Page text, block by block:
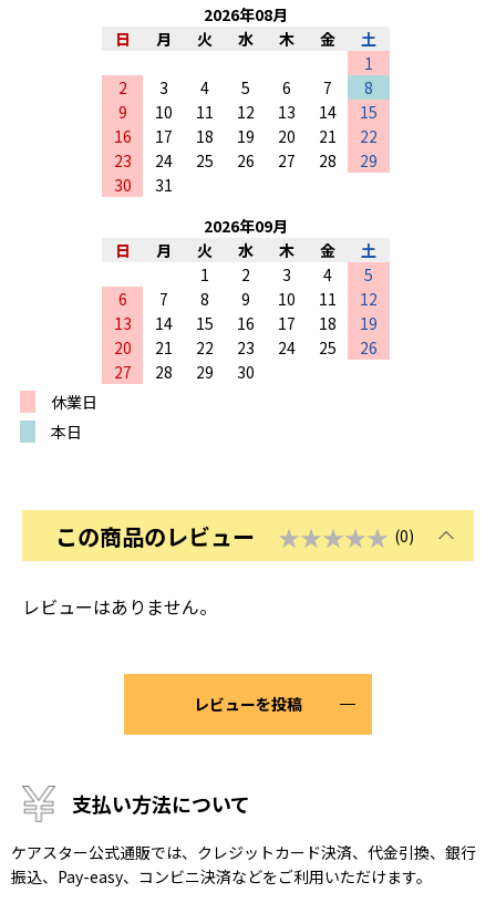
2026年08月
日
月 火 水 木 金
土
1
2
3 4 5 6 7
8
9
10 11 12 13 14
15
16
17 18 19 20 21
22
23
24 25 26 27 28
29
30
31
2026年09月
日
月 火 水 木 金
土
1
2 3 4
5
6
7 8 9 10 11
12
13
14 15 16 17 18
19
20
21 22 23 24 25
26
27
28 29
30
休業日
本日
この商品のレビュー ★★★★★ (0)
レビューはありません。
レビューを投稿
支払い方法について
ケアスター公式通販では、クレジットカード決済、代金引換、銀行
振込、Pay-easy、コンビニ決済などをご利用いただけます。